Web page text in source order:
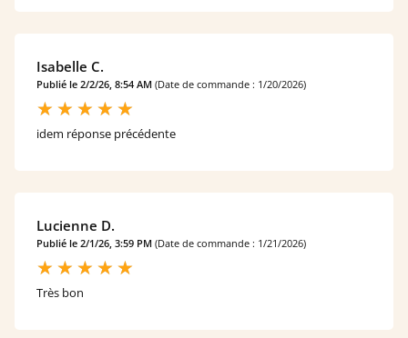
Isabelle C.
Publié le 2/2/26, 8:54 AM (Date de commande : 1/20/2026)
idem réponse précédente
Lucienne D.
Publié le 2/1/26, 3:59 PM (Date de commande : 1/21/2026)
Très bon